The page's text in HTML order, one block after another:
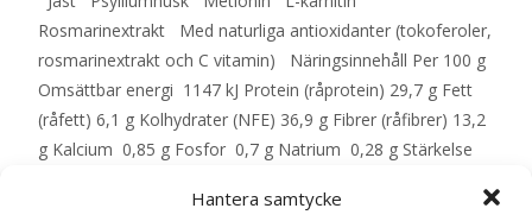
Hantera samtycke
Rosmarinextrakt Med naturliga antioxidanter (tokoferoler,
rosmarinextrakt och C vitamin) Näringsinnehåll Per 100 g
Omsättbar energi 1147 kJ Protein (råprotein) 29,7 g Fett
(råfett) 6,1 g Kolhydrater (NFE) 36,9 g Fibrer (råfibrer) 13,2
g Kalcium 0,85 g Fosfor 0,7 g Natrium 0,28 g Stärkelse
0,72 g Förhållande n-3:n-6 1:2 Vatten 8,5 g Vikt Mängd 2,5